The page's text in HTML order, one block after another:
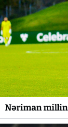
Nəriman